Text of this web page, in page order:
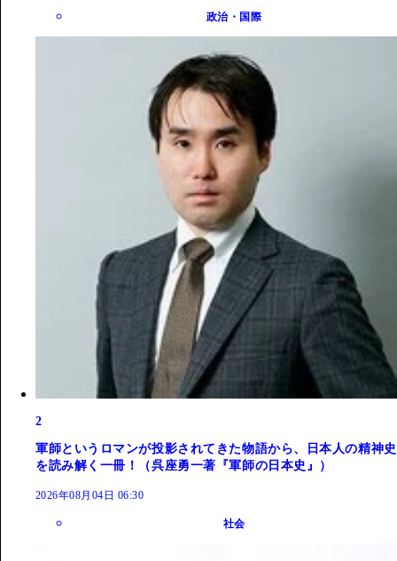
政治・国際
2
軍師というロマンが投影されてきた物語から、日本人の精神史
を読み解く一冊！（呉座勇一著『軍師の日本史』）
2026年08月04日 06:30
社会